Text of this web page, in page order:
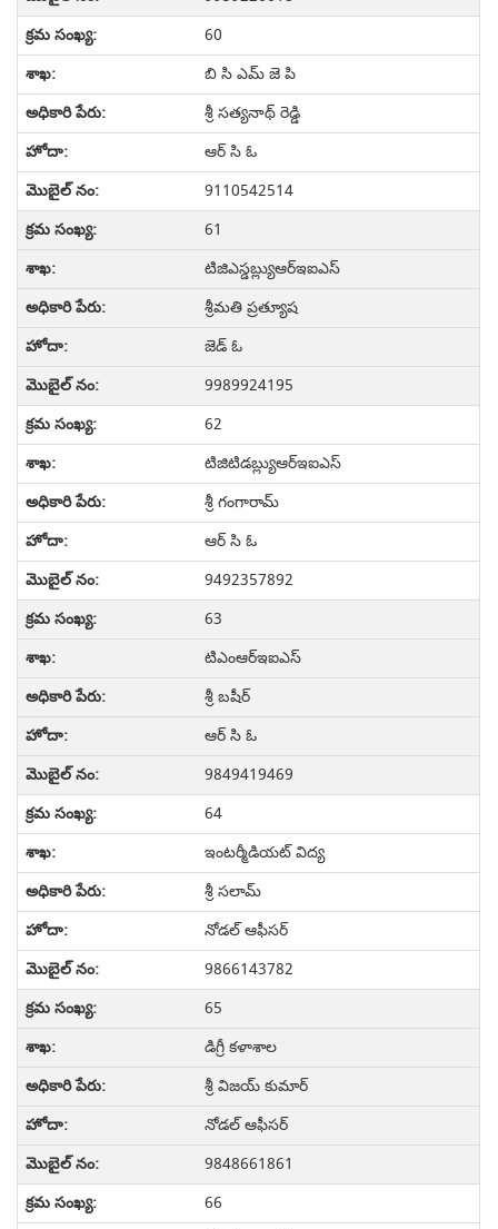
60
బి సి ఎమ్ జె పి
శ్రీ సత్యనాథ్ రెడ్డి
ఆర్ సి ఓ
9110542514
61
టిజిఎస్డబ్ల్యుఆర్ఇఐఎస్
శ్రీమతి ప్రత్యూష
జెడ్ ఓ
9989924195
62
టిజిటిడబ్ల్యుఆర్ఇఐఎస్
శ్రీ గంగారామ్
ఆర్ సి ఓ
9492357892
63
టిఎంఆర్ఇఐఎస్
శ్రీ బషీర్
ఆర్ సి ఓ
9849419469
64
ఇంటర్మీడియట్ విద్య
శ్రీ సలామ్
నోడల్ ఆఫీసర్
9866143782
65
డిగ్రీ కళాశాల
శ్రీ విజయ్ కుమార్
నోడల్ ఆఫీసర్
9848661861
66